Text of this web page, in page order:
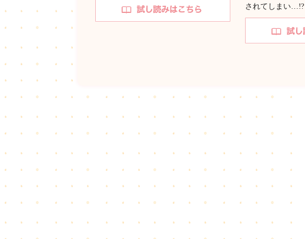
されてしまい…!?